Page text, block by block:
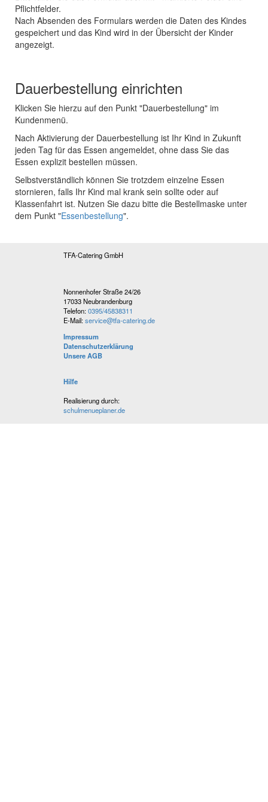
Pflichtfelder.
Nach Absenden des Formulars werden die Daten des Kindes
gespeichert und das Kind wird in der Übersicht der Kinder
angezeigt.
Dauerbestellung einrichten
Klicken Sie hierzu auf den Punkt "Dauerbestellung" im
Kundenmenü.
Nach Aktivierung der Dauerbestellung ist Ihr Kind in Zukunft
jeden Tag für das Essen angemeldet, ohne dass Sie das
Essen explizit bestellen müssen.
Selbstverständlich können Sie trotzdem einzelne Essen
stornieren, falls Ihr Kind mal krank sein sollte oder auf
Klassenfahrt ist. Nutzen Sie dazu bitte die Bestellmaske unter
dem Punkt "Essenbestellung".
TFA-Catering GmbH
Nonnenhofer Straße 24/26
17033 Neubrandenburg
Telefon:0395/45838311
E-Mail:service@tfa-catering.de
Impressum
Datenschutzerklärung
Unsere AGB
Hilfe
Realisierung durch:
schulmenueplaner.de